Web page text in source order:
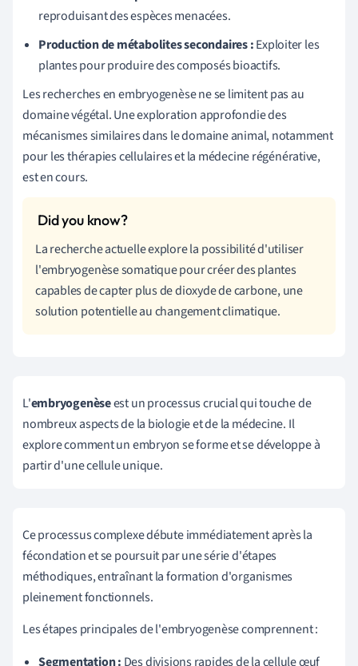
reproduisant des espèces menacées.
Production de métabolites secondaires :Exploiter les
plantes pour produire des composés bioactifs.
Les recherches en embryogenèse ne se limitent pas au
domaine végétal. Une exploration approfondie des
mécanismes similaires dans le domaine animal, notamment
pour les thérapies cellulaires et la médecine régénérative,
est en cours.
La recherche actuelle explore la possibilité d'utiliser
l'embryogenèse somatique pour créer des plantes
capables de capter plus de dioxyde de carbone, une
solution potentielle au changement climatique.
L'embryogenèseest un processus crucial qui touche de
nombreux aspects de la biologie et de la médecine. Il
explore comment un embryon se forme et se développe à
partir d'une cellule unique.
Ce processus complexe débute immédiatement après la
fécondation et se poursuit par une série d'étapes
méthodiques, entraînant la formation d'organismes
pleinement fonctionnels.
Les étapes principales de l'embryogenèse comprennent :
Segmentation : Des divisions rapides de la cellule œuf